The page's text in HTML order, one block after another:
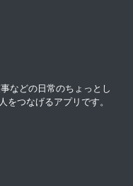
などの日常のちょっとし
をつなげるアプリです。